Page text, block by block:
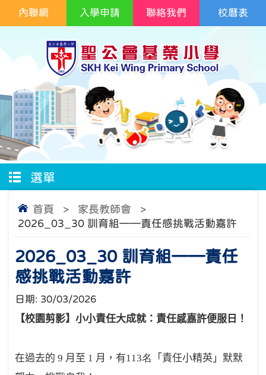
校曆表
內聯網 入學申請 聯絡我們
選單
首頁 > 家長教師會
>
2026_03_30 訓育組——責任感挑戰活動嘉許
2026_03_30 訓育組——責任
感挑戰活動嘉許
日期: 30/03/2026
【校園剪影】小小責任大成就：責任感嘉許便服日！
在過去的 9 月至 1 月，有113名
「責任小精英」默默